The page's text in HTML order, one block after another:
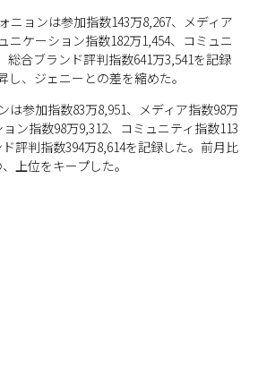
ニョンは参加指数143万8,267、メディア
ニケーション指数182万1,454、コミュニ
総合ブランド評判指数641万3,541を記録
し、ジェニーとの差を縮めた。
は参加指数83万8,951、メディア指数98万
ン指数98万9,312、コミュニティ指数113
評判指数394万8,614を記録した。前月比
上位をキープした。